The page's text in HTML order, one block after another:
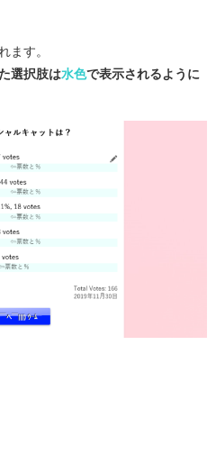
ます。
選択肢は水色で表示されるように